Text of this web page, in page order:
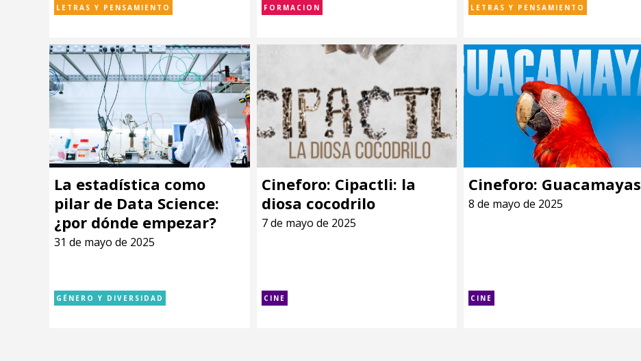
LETRAS Y PENSAMIENTO FORMACION LETRAS Y PENSAMIENTO
La estadística como
pilar de Data Science:
¿por dónde empezar?
31 de mayo de 2025
GÉNERO Y DIVERSIDAD
Cineforo: Cipactli: la
diosa cocodrilo
7 de mayo de 2025
CINE
Cineforo: Guacamayas
8 de mayo de 2025
CINE